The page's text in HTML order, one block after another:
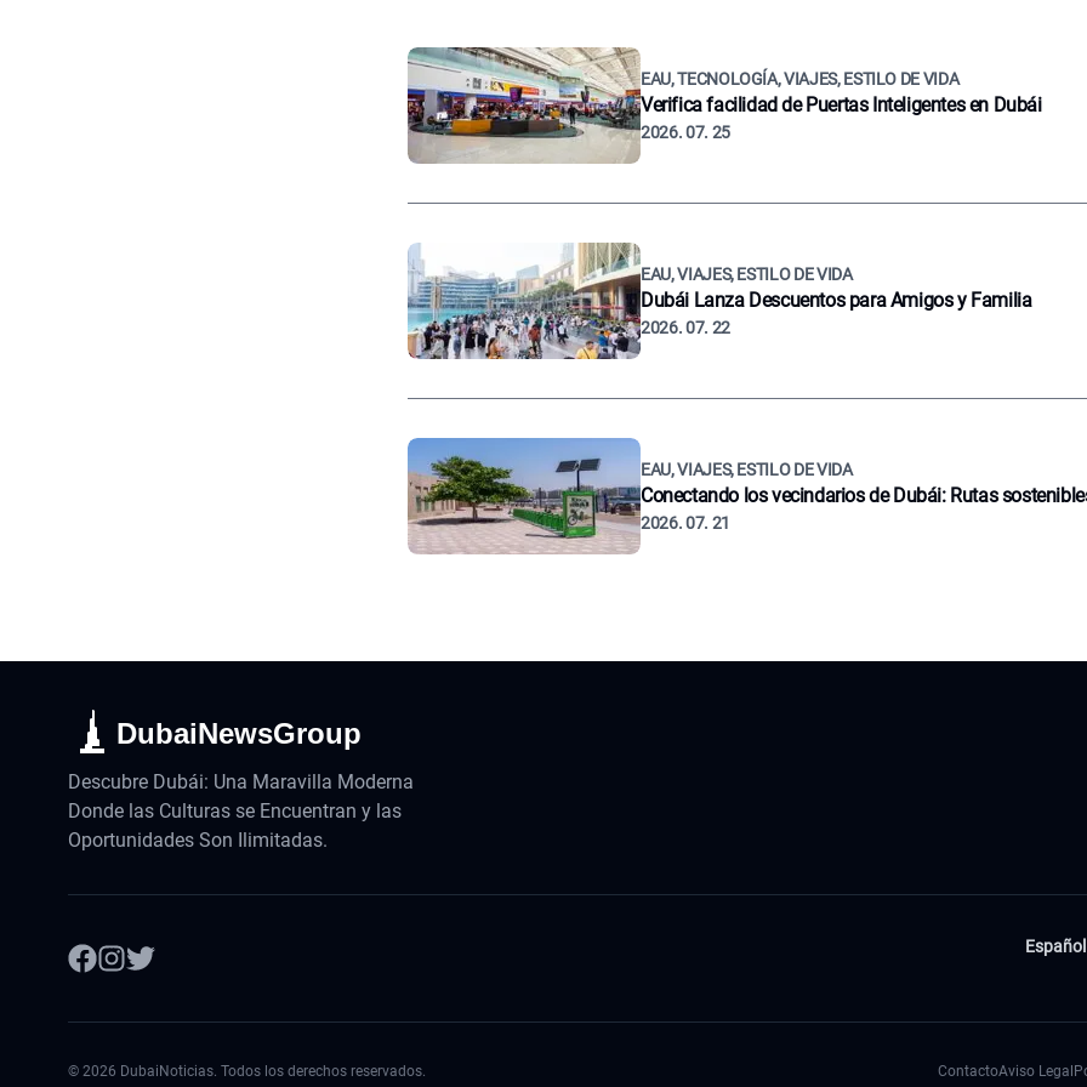
EAU, TECNOLOGÍA, VIAJES, ESTILO DE VIDA
Verifica facilidad de Puertas Inteligentes en Dubái
2026. 07. 25
EAU, VIAJES, ESTILO DE VIDA
Dubái Lanza Descuentos para Amigos y Familia
2026. 07. 22
EAU, VIAJES, ESTILO DE VIDA
Conectando los vecindarios de Dubái: Rutas
2026. 07. 21
DubaiNewsGroup
Descubre Dubái: Una Maravilla Moderna
Donde las Culturas se Encuentran y las
Oportunidades Son Ilimitadas.
Español
© 2026 DubaiNoticias. Todos los derechos reservados. ContactoAviso Legal